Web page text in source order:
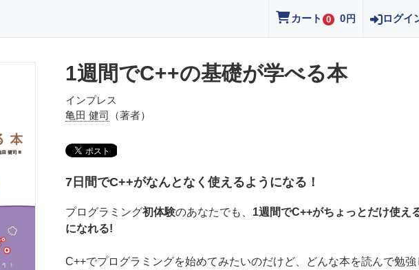
カート 0 0 円 ログイ
1週間でC++の基礎が学べる本
インプレス
亀田 健司
（著者）
7日間でC++がなんとなく使えるようになる！
プログラミング初体験のあなたでも、 1週間でC++がちょっとだけ使え
になれる!
C++でプログラミングを始めてみたいのだけど、どんな本を読んで勉強